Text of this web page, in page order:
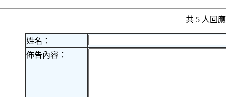
共 5 人回
姓名：
佈告內容：